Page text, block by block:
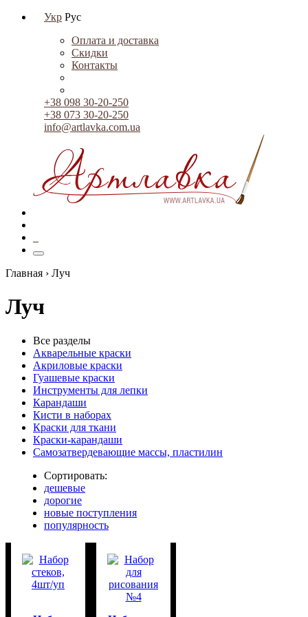
Укр Рус
Оплата и доставка
Скидки
Контакты
+38 098 30-20-250
+38 073 30-20-250
info@artlavka.com.ua
Главная › Луч
Луч
Все разделы
Акварельные краски
Акриловые краски
Гуашевые краски
Инструменты для лепки
Карандаши
Кисти в наборах
Краски для ткани
Краски-карандаши
Самозатвердевающие массы, пластилин
Сортировать:
дешевые
дорогие
новые поступления
популярность